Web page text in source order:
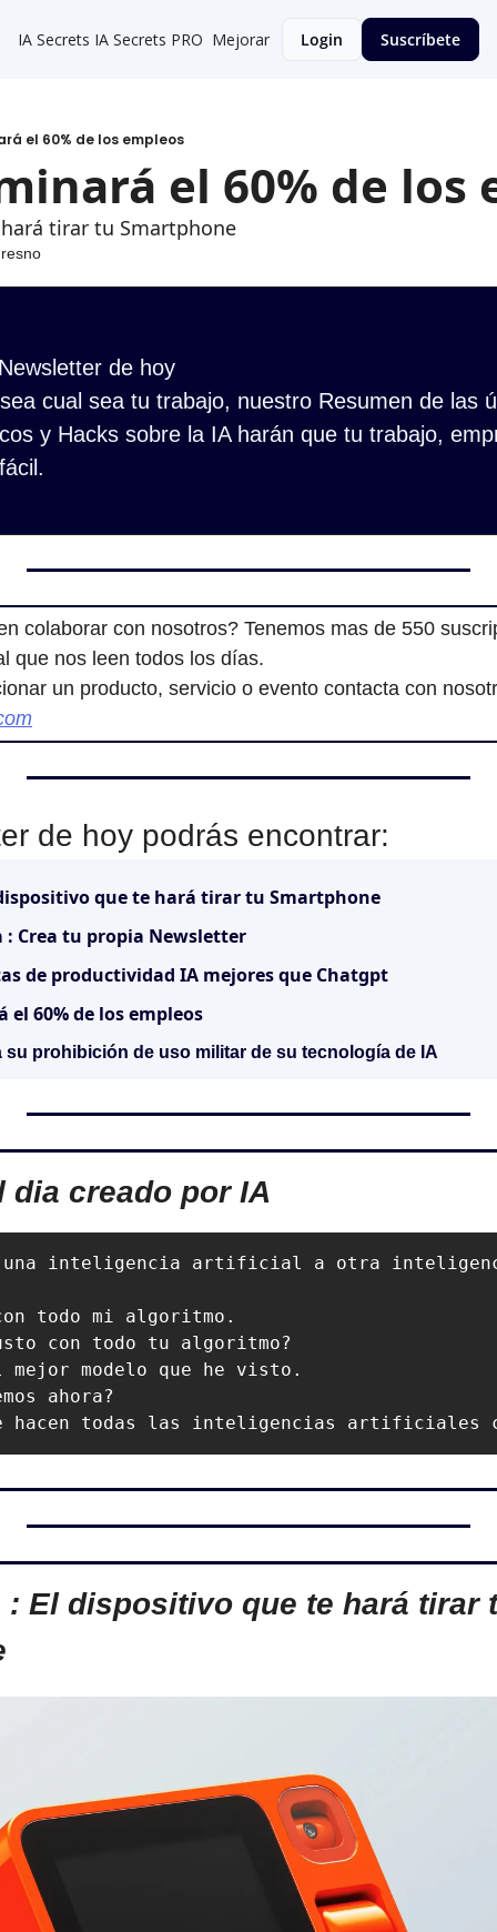
IA Secrets IA Secrets PRO Mejorar Login Suscríbete
el 60% de los empleos
el 60% de los
tirar tu Smartphone
de hoy
cual sea tu trabajo, nuestro Resumen de las
y Hacks sobre la IA harán que tu trabajo,
colaborar con nosotros? Tenemos mas de 550
que nos leen todos los días.
de hoy podrás encontrar:
que te hará tirar tu Smartphone
: Crea tu propia Newsletter
de productividad IA mejores que Chatgpt
el 60% de los empleos
su prohibición de uso militar de su tecnología de IA
dia creado por IA
una inteligencia artificial a otra
todo mi algoritmo.
con todo tu algoritmo?
modelo que he visto.
ahora?
hacen todas las inteligencias artificiales
: El dispositivo que te hará tirar